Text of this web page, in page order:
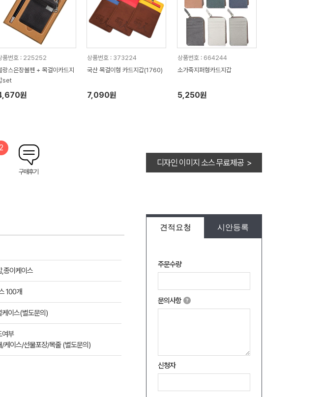
품번호 : 225252
랑스은장볼펜 + 목걸이카드지
set
원
상품번호 : 373224
국산 목걸이형 카드지갑(1760)
7,090원
상품번호 : 664244
소가죽지퍼형카드지갑
5,250원
구매후기
디자인 이미지 소스 무료제공 >
견적요청 시안등록
주문수량
문의사항
신청자
,종이케이스
100개
케이스(별도문의)
여부
/케이스/선물포장/목줄 (별도문의)